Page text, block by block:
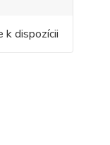
k dispozícii